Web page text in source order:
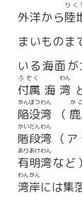
外洋から陸
りく
まいものま
いる海面
付属
ふぞく
海 湾
わん
陥没湾
かんぼつわん
（
か
階段湾
かいだんわん
（
有明湾
ありあけわん
など
湾岸
わんがん
には集